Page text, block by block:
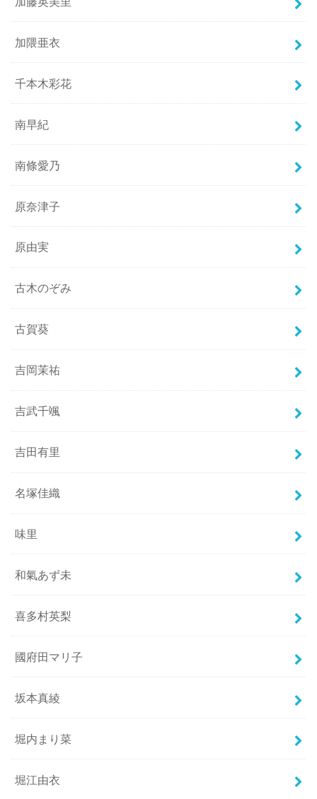
加隈亜衣
千本木彩花
南早紀
南條愛乃
原奈津子
原由実
古木のぞみ
古賀葵
吉岡茉祐
吉武千颯
吉田有里
名塚佳織
味里
和氣あず未
喜多村英梨
國府田マリ子
坂本真綾
堀内まり菜
堀江由衣